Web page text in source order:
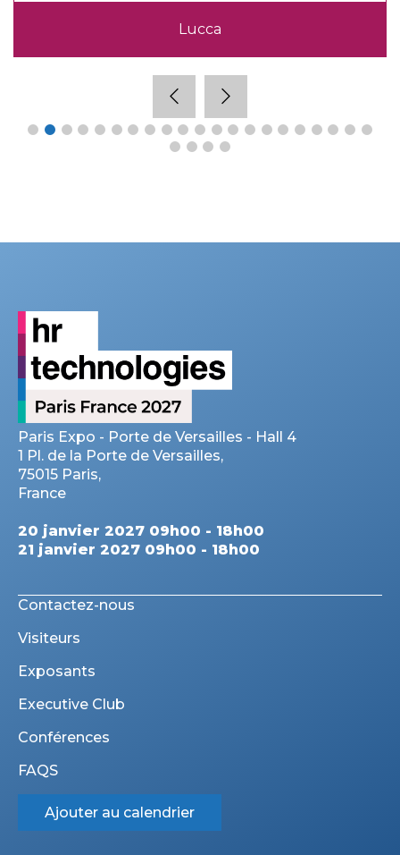
Lucca
Paris Expo - Porte de Versailles - Hall 4
1 Pl. de la Porte de Versailles,
75015 Paris,
France
20 janvier 2027 09h00 - 18h00
21 janvier 2027 09h00 - 18h00
Contactez-nous
Visiteurs
Exposants
Executive Club
Conférences
FAQS
Ajouter au calendrier